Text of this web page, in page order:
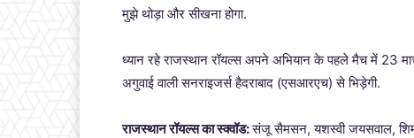
मुझे थोड़ा और सीखना होगा.
ध्यान रहे राजस्थान रॉयल्स अपने अभियान के पहले मैच में 23
अगुवाई वाली सनराइजर्स हैदराबाद (एसआरएच) से भिड़ेगी.
राजस्थान रॉयल्स का स्क्वॉड:संजू सैमसन, यशस्वी जयसवाल,